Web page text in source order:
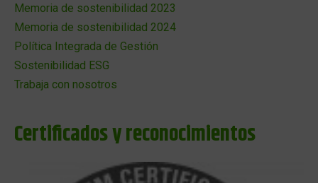
Memoria de sostenibilidad 2023
Memoria de sostenibilidad 2024
Política Integrada de Gestión
Sostenibilidad ESG
Trabaja con nosotros
Certificados y reconocimientos